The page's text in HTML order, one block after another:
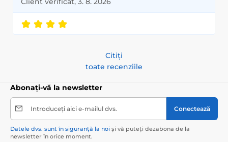
Citiți
toate recenziile
Abonați-vă la newsletter
Introduceți aici e-mailul dvs. Conectează
Datele dvs. sunt în siguranță la noi și vă puteți dezabona de la
newsletter în orice moment.